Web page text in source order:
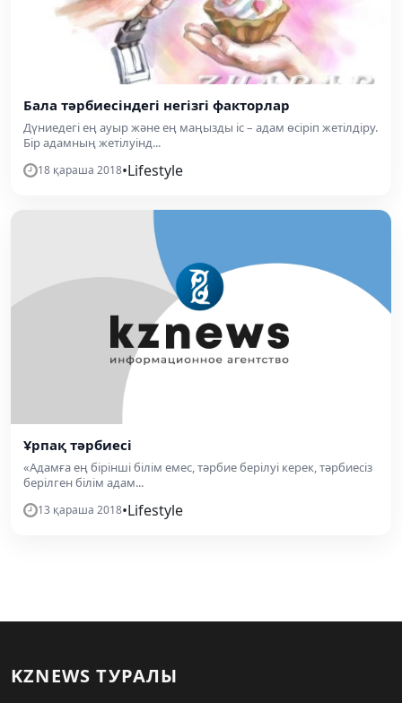
Бала тәрбиесіндегі негізгі факторлар
Дүниедегі ең ауыр және ең маңызды іс – адам өсіріп жетілдіру.
Бір адамның жетілуінд...
18 қараша 2018•Lifestyle
Ұрпақ тәрбиесі
«Адамға ең бірінші білім емес, тәрбие берілуі керек, тәрбиесіз
берілген білім адам...
13 қараша 2018•Lifestyle
KZNEWS ТУРАЛЫ